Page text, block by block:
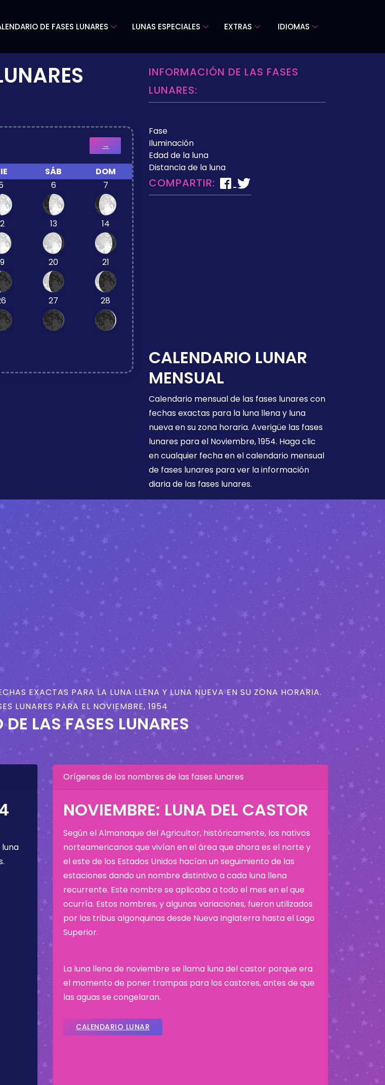
DE FASES LUNARES LUNAS ESPECIALES EXTRAS IDIOMAS
→
SÁB
DOM
6 7
13 14
20 21
27 28
INFORMACIÓN DE LAS FASES
LUNARES:
Fase
Iluminación
Edad de la luna
Distancia de la luna
COMPARTIR:
CALENDARIO LUNAR
MENSUAL
Calendario mensual de las fases lunares con
fechas exactas para la luna llena y luna
nueva en su zona horaria. Averigüe las fases
lunares para el Noviembre, 1954. Haga clic
en cualquier fecha en el calendario mensual
de fases lunares para ver la información
diaria de las fases lunares.
EXACTAS PARA LA LUNA LLENA Y LUNA NUEVA EN SU ZONA HORARIA.
LUNARES PARA EL NOVIEMBRE, 1954
LAS FASES LUNARES
Orígenes de los nombres de las fases lunares
NOVIEMBRE: LUNA DEL CASTOR
Según el Almanaque del Agricultor, históricamente, los nativos
norteamericanos que vivían en el área que ahora es el norte y
el este de los Estados Unidos hacían un seguimiento de las
estaciones dando un nombre distintivo a cada luna llena
recurrente. Este nombre se aplicaba a todo el mes en el que
ocurría. Estos nombres, y algunas variaciones, fueron utilizados
por las tribus algonquinas desde Nueva Inglaterra hasta el Lago
Superior.
La luna llena de noviembre se llama luna del castor porque era
el momento de poner trampas para los castores, antes de que
las aguas se congelaran.
CALENDARIO LUNAR